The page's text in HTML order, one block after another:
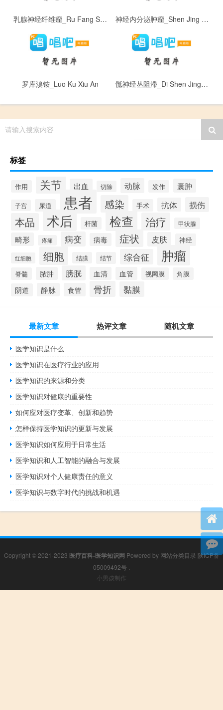
乳腺神经纤维瘤_Ru Fang Shen Jing Xian Wei Liu 神经内分泌肿瘤_Shen Jing Nei Fen Mi Zhong Liu
罗库溴铵_Luo Ku Xiu An 骶神经丛阻滞_Di Shen Jing Cong Zu Zhi
请输入搜索内容
标签
作用 关节 出血 切除 动脉 发作 囊肿
子宫 尿道 患者 感染 手术 抗体 损伤
本品 术后 杆菌 检查 治疗 甲状腺
畸形 疼痛 病变 病毒 症状 皮肤 神经
红细胞 细胞 结膜 结节 综合征 肿瘤
脊髓 脓肿 膀胱 血清 血管 视网膜 角膜
阴道 静脉 食管 骨折 黏膜
最新文章 热评文章 随机文章
医学知识是什么
医学知识在医疗行业的应用
医学知识的来源和分类
医学知识对健康的重要性
如何应对医疗变革、创新和趋势
怎样保持医学知识的更新与发展
医学知识如何应用于日常生活
医学知识和人工智能的融合与发展
医学知识对个人健康责任的意义
医学知识与数字时代的挑战和机遇
Copyright © 2021-2023 医疗百科-医学知识网 Powered by 网站分类目录 陕ICP备
05009492号
小男孩制作